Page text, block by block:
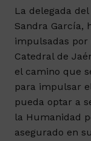
La delegada
Sandra García,
impulsadas
Catedral de
el camino que
para impulsar
pueda optar a
la Humanidad
asegurado en